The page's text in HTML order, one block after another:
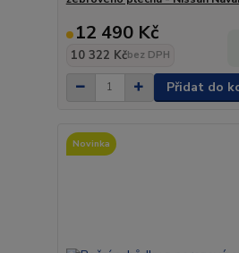
12 490 Kč
10 322 Kčbez DPH
Přidat do
Novinka